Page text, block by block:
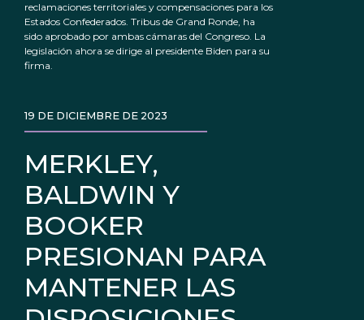
reclamaciones territoriales y compensaciones para los
Estados Confederados. Tribus de Grand Ronde, ha
sido aprobado por ambas cámaras del Congreso. La
legislación ahora se dirige al presidente Biden para su
firma.
MERKLEY,
BALDWIN Y
BOOKER
PRESIONAN PARA
MANTENER LAS
19 DE DICIEMBRE DE 2023